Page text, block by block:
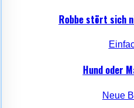
Robbe stört sich
Hund oder
Neue